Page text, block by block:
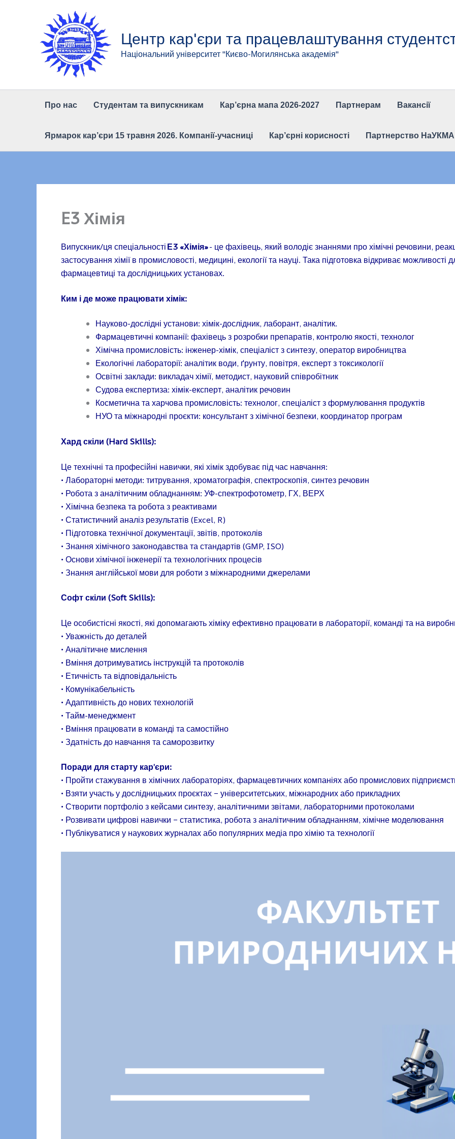
Центр кар'єри та працевлаштування
Національний університет "Києво-Могилянська академія"
Про нас Студентам та випускникам Кар’єрна мапа 2026-2027 Партнерам Вакансії
Ярмарок кар’єри 15 травня 2026. Компанії-учасниці Кар’єрні корисності Партнерство
E3 Хімія
Випускник/ця спеціальностіЕ3 «Хімія»- це фахівець, який володіє знаннями про хімічні речовини,
застосування хімії в промисловості, медицині, екології та науці. Така підготовка відкриває
фармацевтиці та дослідницьких установах.
Ким і де може працювати хімік:
Науково-дослідні установи: хімік-дослідник, лаборант, аналітик.
Фармацевтичні компанії: фахівець з розробки препаратів, контролю якості, технолог
Хімічна промисловість: інженер-хімік, спеціаліст з синтезу, оператор виробництва
Екологічні лабораторії: аналітик води, ґрунту, повітря, експерт з токсикології
Освітні заклади: викладач хімії, методист, науковий співробітник
Судова експертиза: хімік-експерт, аналітик речовин
Косметична та харчова промисловість: технолог, спеціаліст з формулювання продуктів
НУО та міжнародні проєкти: консультант з хімічної безпеки, координатор програм
Хард скіли (Hard Skills):
Це технічні та професійні навички, які хімік здобуває під час навчання:
• Лабораторні методи: титрування, хроматографія, спектроскопія, синтез речовин
• Робота з аналітичним обладнанням: УФ-спектрофотометр, ГХ, ВЕРХ
• Хімічна безпека та робота з реактивами
• Статистичний аналіз результатів (Excel, R)
• Підготовка технічної документації, звітів, протоколів
• Знання хімічного законодавства та стандартів (GMP, ISO)
• Основи хімічної інженерії та технологічних процесів
• Знання англійської мови для роботи з міжнародними джерелами
Софт скіли (Soft Skills):
Це особистісні якості, які допомагають хіміку ефективно працювати в лабораторії, команді та на
• Уважність до деталей
• Аналітичне мислення
• Вміння дотримуватись інструкцій та протоколів
• Етичність та відповідальність
• Комунікабельність
• Адаптивність до нових технологій
• Тайм-менеджмент
• Вміння працювати в команді та самостійно
• Здатність до навчання та саморозвитку
Поради для старту кар’єри:
• Пройти стажування в хімічних лабораторіях, фармацевтичних компаніях або промислових
• Взяти участь у дослідницьких проєктах – університетських, міжнародних або прикладних
• Створити портфоліо з кейсами синтезу, аналітичними звітами, лабораторними протоколами
• Розвивати цифрові навички – статистика, робота з аналітичним обладнанням, хімічне моделювання
• Публікуватися у наукових журналах або популярних медіа про хімію та технології